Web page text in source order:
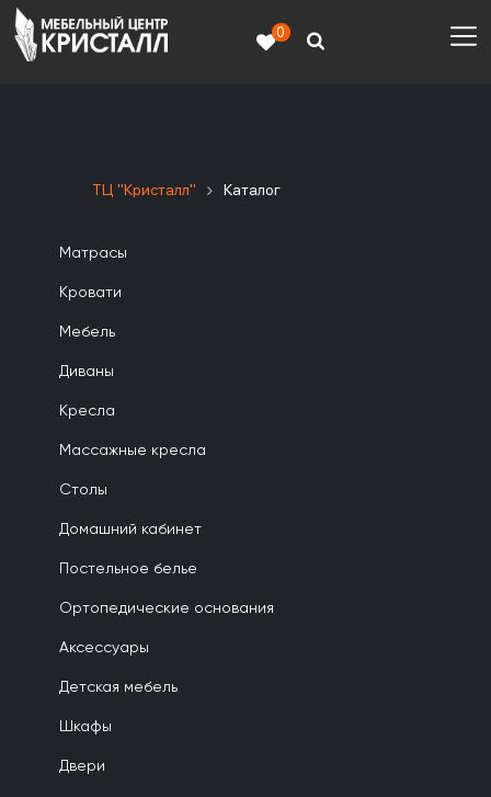
0
ТЦ "Кристалл" Каталог
Матрасы
Кровати
Мебель
Диваны
Кресла
Массажные кресла
Столы
Домашний кабинет
Постельное белье
Ортопедические основания
Аксессуары
Детская мебель
Шкафы
Двери